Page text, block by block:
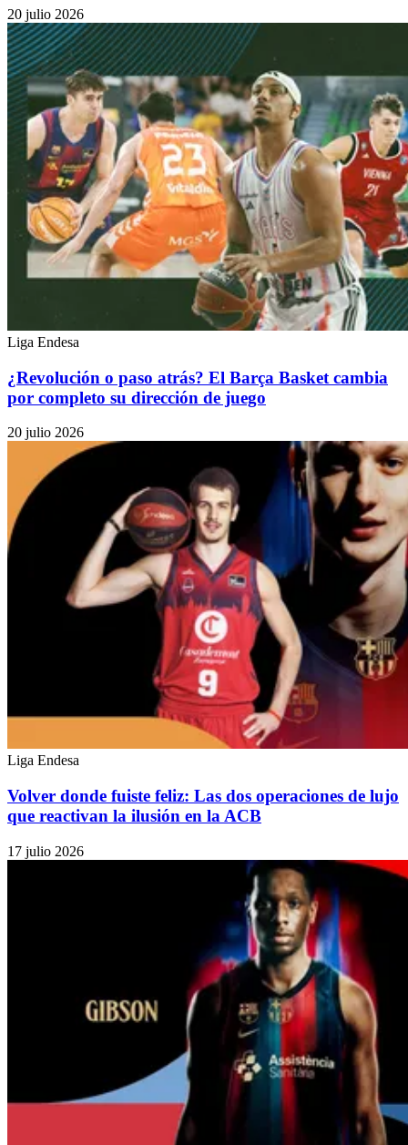
20 julio 2026
Liga Endesa
¿Revolución o paso atrás? El Barça Basket cambia
por completo su dirección de juego
20 julio 2026
Liga Endesa
Volver donde fuiste feliz: Las dos operaciones de lujo
que reactivan la ilusión en la ACB
17 julio 2026